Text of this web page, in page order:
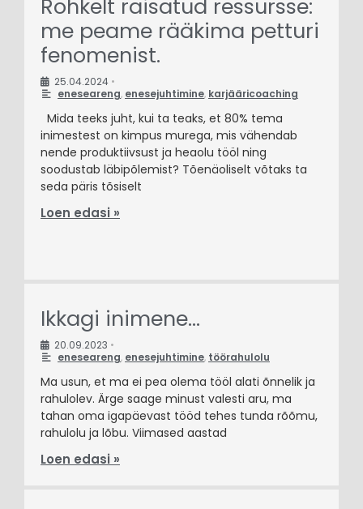
Rohkelt raisatud ressursse:
me peame rääkima petturi
fenomenist.
25.04.2024 •
eneseareng, enesejuhtimine, karjääricoaching
Mida teeks juht, kui ta teaks, et 80% tema
inimestest on kimpus murega, mis vähendab
nende produktiivsust ja heaolu tööl ning
soodustab läbipõlemist? Tõenäoliselt võtaks ta
seda päris tõsiselt
Loen edasi »
Ikkagi inimene…
20.09.2023 •
eneseareng, enesejuhtimine, töörahulolu
Ma usun, et ma ei pea olema tööl alati õnnelik ja
rahulolev. Ärge saage minust valesti aru, ma
tahan oma igapäevast tööd tehes tunda rõõmu,
rahulolu ja lõbu. Viimased aastad
Loen edasi »